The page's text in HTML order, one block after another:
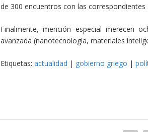
de 300 encuentros con las correspondientes
Finalmente, mención especial merecen
avanzada (nanotecnología, materiales
Etiquetas:actualidad | gobierno griego |